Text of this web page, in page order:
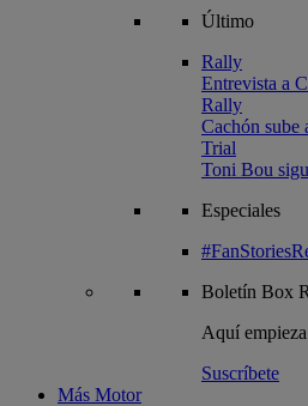
Último
Rally
Entrevista a
Rally
Cachón sube
Trial
Toni Bou
Especiales
Boletín Box
Aquí
Suscríbete
Más Motor